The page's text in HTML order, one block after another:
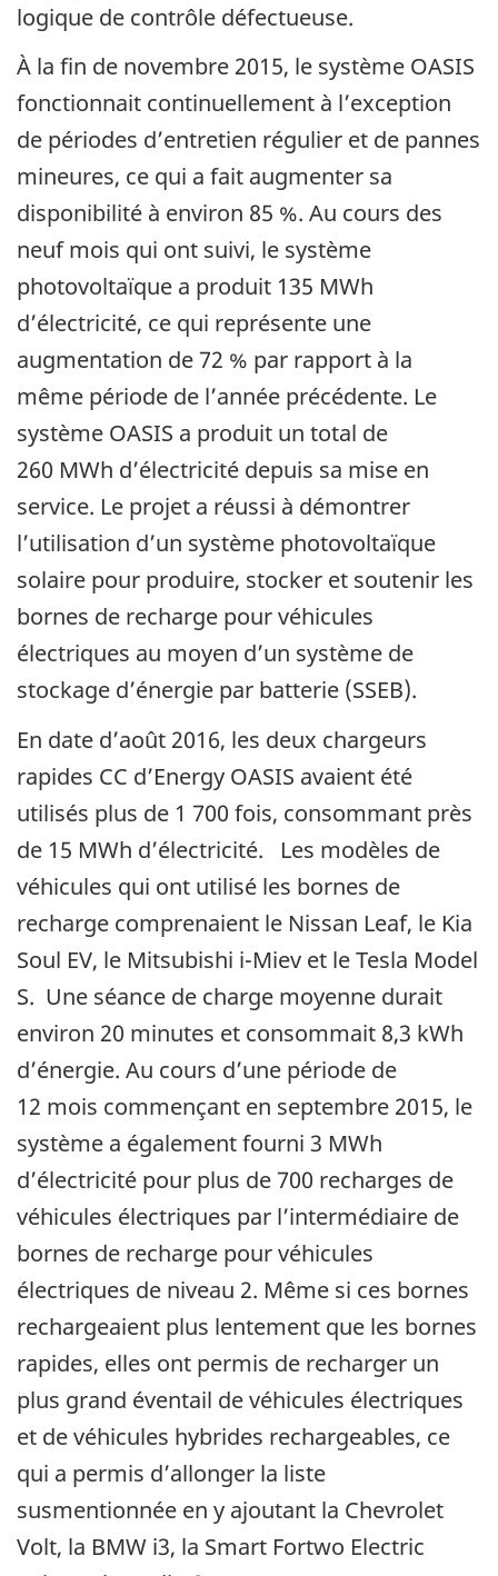
logique de contrôle défectueuse.
À la fin de novembre 2015, le système OASIS
fonctionnait continuellement à l’exception
de périodes d’entretien régulier et de pannes
mineures, ce qui a fait augmenter sa
disponibilité à environ 85 %. Au cours des
neuf mois qui ont suivi, le système
photovoltaïque a produit 135 MWh
d’électricité, ce qui représente une
augmentation de 72 % par rapport à la
même période de l’année précédente. Le
système OASIS a produit un total de
260 MWh d’électricité depuis sa mise en
service. Le projet a réussi à démontrer
l’utilisation d’un système photovoltaïque
solaire pour produire, stocker et soutenir les
bornes de recharge pour véhicules
électriques au moyen d’un système de
stockage d’énergie par batterie (SSEB).
En date d’août 2016, les deux chargeurs
rapides CC d’Energy OASIS avaient été
utilisés plus de 1 700 fois, consommant près
de 15 MWh d’électricité. Les modèles de
véhicules qui ont utilisé les bornes de
recharge comprenaient le Nissan Leaf, le Kia
Soul EV, le Mitsubishi i-Miev et le Tesla Model
S. Une séance de charge moyenne durait
environ 20 minutes et consommait 8,3 kWh
d’énergie. Au cours d’une période de
12 mois commençant en septembre 2015, le
système a également fourni 3 MWh
d’électricité pour plus de 700 recharges de
véhicules électriques par l’intermédiaire de
bornes de recharge pour véhicules
électriques de niveau 2. Même si ces bornes
rechargeaient plus lentement que les bornes
rapides, elles ont permis de recharger un
plus grand éventail de véhicules électriques
et de véhicules hybrides rechargeables, ce
qui a permis d’allonger la liste
susmentionnée en y ajoutant la Chevrolet
Volt, la BMW i3, la Smart Fortwo Electric